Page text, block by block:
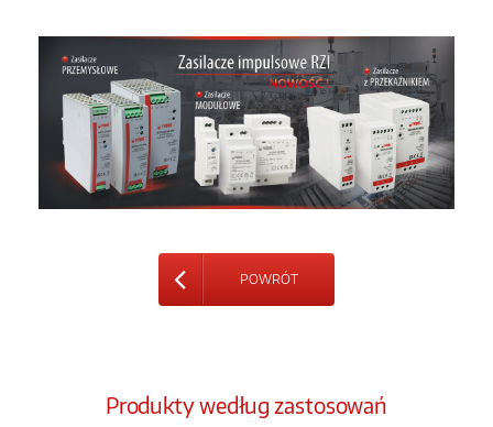
POWRÓT
Produkty według zastosowań